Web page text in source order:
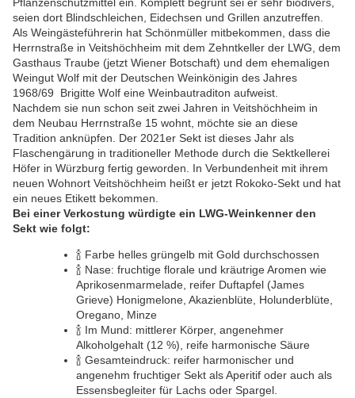
seien dort Blindschleichen, Eidechsen und Grillen anzutreffen.
Als Weingästeführerin hat Schönmüller mitbekommen, dass die
Herrnstraße in Veitshöchheim mit dem Zehntkeller der LWG, dem
Gasthaus Traube (jetzt Wiener Botschaft) und dem ehemaligen
Weingut Wolf mit der Deutschen Weinkönigin des Jahres
1968/69 Brigitte Wolf eine Weinbautraditon aufweist.
Nachdem sie nun schon seit zwei Jahren in Veitshöchheim in
dem Neubau Herrnstraße 15 wohnt, möchte sie an diese
Tradition anknüpfen. Der 2021er Sekt ist dieses Jahr als
Flaschengärung in traditioneller Methode durch die Sektkellerei
Höfer in Würzburg fertig geworden.
In Verbundenheit mit ihrem
neuen Wohnort Veitshöchheim heißt er jetzt Rokoko-Sekt und hat
ein neues Etikett bekommen.
Bei einer Verkostung würdigte ein LWG-Weinkenner den
Sekt wie folgt:
🍾 Farbe helles grüngelb mit Gold durchschossen
🍾 Nase: fruchtige florale und kräutrige Aromen wie
Aprikosenmarmelade, reifer Duftapfel (James
Grieve) Honigmelone, Akazienblüte, Holunderblüte,
Oregano, Minze
🍾 Im Mund: mittlerer Körper, angenehmer
Alkoholgehalt (12 %), reife harmonische Säure
🍾 Gesamteindruck: reifer harmonischer und
angenehm fruchtiger Sekt als Aperitif oder auch als
Essensbegleiter für Lachs oder Spargel.